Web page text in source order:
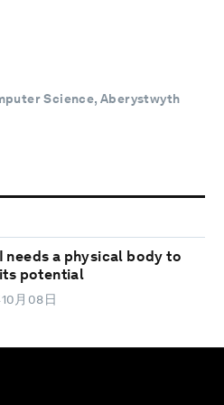
Science, Aberystwyth
needs a physical body to
potential
月08日